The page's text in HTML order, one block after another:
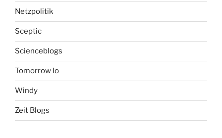
Netzpolitik
Sceptic
Scienceblogs
Tomorrow Io
Windy
Zeit Blogs